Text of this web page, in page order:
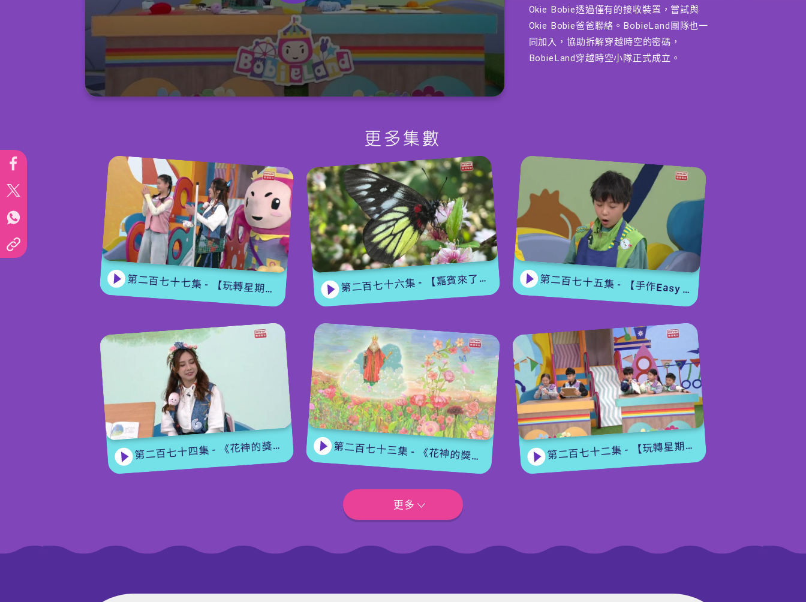
secondsVolume
Okie Bobie透過僅有的接收裝置，嘗試與
Okie Bobie爸爸聯絡。BobieLand團隊也一
同加入，協助拆解穿越時空的密碼，
BobieLand穿越時空小隊正式成立。
球講到外太空。小滿想到如果全世界的爸爸
都是太空建築師，在外太空築起公園，那樣
盪鞦韆便不用排隊了。不過，到時候，太空
會否因為太多人而激嬲外星人，引發星球大
戰呢？又如果，全世界的爸爸都是超人，那
就可以保護人類了。說著，超人出現了。原
來是小滿爸爸戴著超人面具來到茶餐廳。難
道小滿的爸爸是在超人公司上班的？整個故
事雖然是小滿的想像，小滿的爸爸當然不是
在超人公司上班，但在小滿心目中，因著爸
光，爸爸也是超人一樣的棒。
編導：黃智剛
更多集數
第二百七十七集 - 【玩轉星期五】 蝴蝶變變變 第二百七十六集 - 【嘉賓來了】 蝴蝶專家 第二百七十五集 - 【手作Easy Job】 盆栽磨菇 【Yummy Time】仲夏蝴蝶粉
第二百七十四集 - 《花神的獎勵》下集 第二百七十三集 - 《花神的獎勵》上集 第二百七十二集 - 【玩轉星期五】眼力大挑戰
更多